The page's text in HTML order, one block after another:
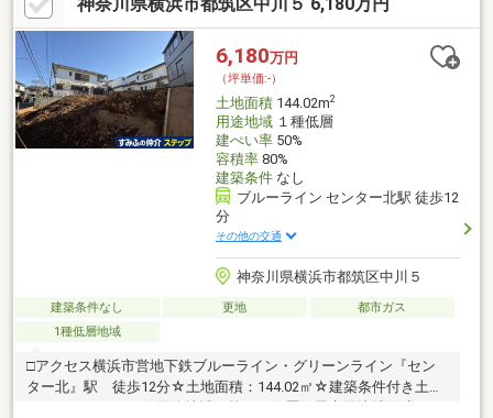
6,180万円
（坪単価:-）
土地面積144.02m2
用途地域１種低層
建ぺい率50%
容積率80%
建築条件なし
ブルーライン センター北駅 徒歩12
分
その他の交通
神奈川県横浜市都筑区中川５
建築条件なし 更地
都市ガス
1種低層地域
□アクセス横浜市営地下鉄ブルーライン・グリーンライン『セン
ター北』駅 徒歩12分☆土地面積：144.02㎡☆建築条件付き土地